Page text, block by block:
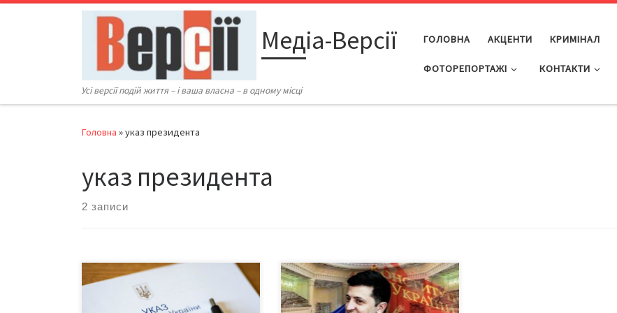
Перейти до вмісту
Медіа-Версії
Усі версії подій життя – і ваша власна – в одному місці
ГОЛОВНА АКЦЕНТИ КРИМІНАЛ
ФОТОРЕПОРТАЖІ КОНТАКТИ
Головна »указ президента
указ президента
2 записи
Напередодні Дня Конституції, поки
нардепи працюють з виборцями,
сам гарант Конституції все більше
Рада офіційно розпустила
коаліцію, президент Зеленський
заявив про намір розпустити Раду.